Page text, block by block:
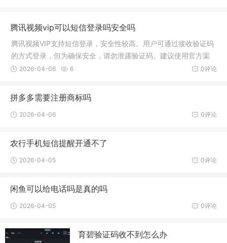
腾讯视频vip可以短信登录吗安全吗
腾讯视频VIP支持短信登录，安全性较高。用户可通过接收验证码
的方式登录，但为确保安全，请勿泄露验证码。建议使用官方渠
道登录，避免第三方不安全途径。
0评论
2026-04-06 6
拼多多需要注册商标吗
0评论
2026-04-06
农行手机短信提醒开通不了
0评论
2026-04-05
闲鱼可以给电话吗是真的吗
0评论
2026-04-05
育碧验证码收不到怎么办